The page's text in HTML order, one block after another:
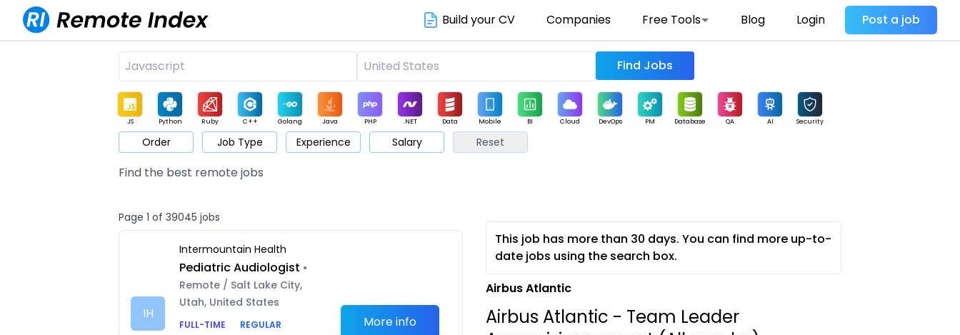
Build your CV Companies Free Tools Blog Login Post a job
Find Jobs
JS Python Ruby C++ Golang Java PHP .NET Data Mobile BI Cloud DevOps PM Database QA AI Security
Game Web3 UI / UX Architect Product Marketing Support Sales
Order Job Type Experience Salary Reset
Find the best remote jobs
Page 1 of 39045 jobs
IH
Intermountain Health
Pediatric Audiologist •
Remote / Salt Lake City,
Utah, United States
FULL-TIME
REGULAR
More info
This job has more than 30 days. You can find more up-to-
date jobs using the search box.
Airbus Atlantic
Airbus Atlantic - Team Leader